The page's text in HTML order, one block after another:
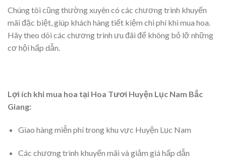
Chúng tôi cũng thường xuyên có các chương trình khuyến
mãi đặc biệt, giúp khách hàng tiết kiệm chi phí khi mua hoa.
Hãy theo dõi các chương trình ưu đãi để không bỏ lỡ những
cơ hội hấp dẫn.
Lợi ích khi mua hoa tại Hoa Tươi Huyện Lục Nam Bắc
Giang:
Giao hàng miễn phí trong khu vực Huyện Lục Nam
Các chương trình khuyến mãi và giảm giá hấp dẫn